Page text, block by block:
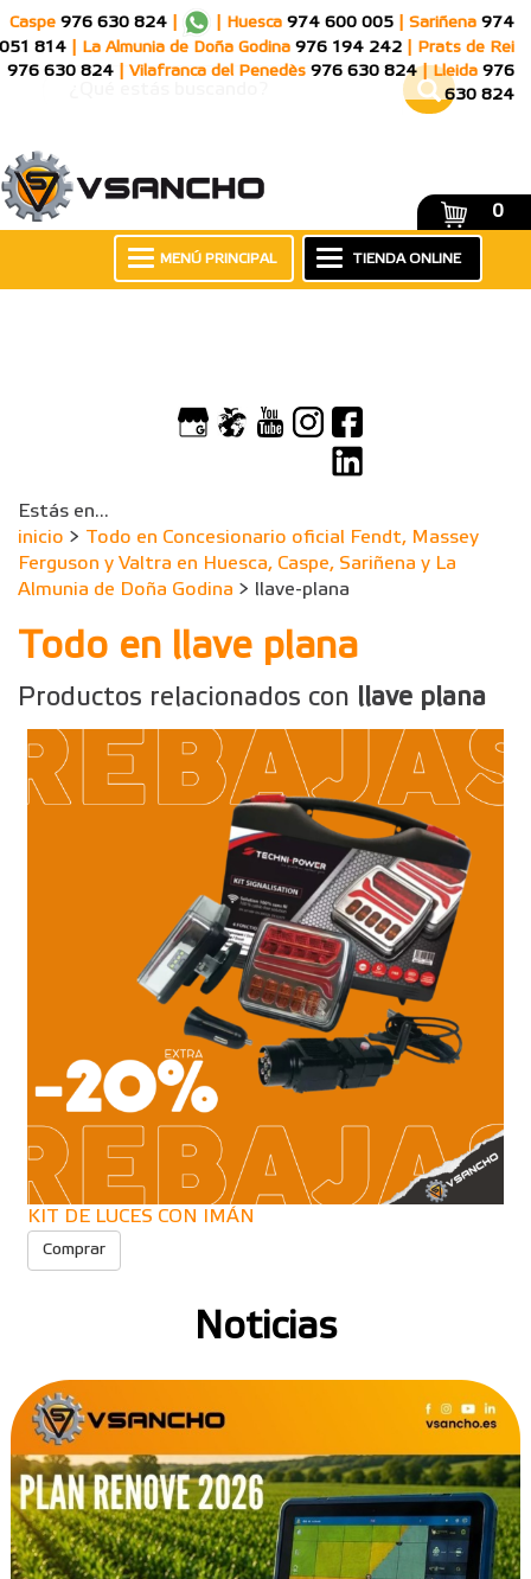
Caspe 976 630 824 Huesca 974 600 005 Sariñena 974
051 814
La Almunia de Doña Godina 976 194 242
Prats de Rei
976 630 824
Vilafranca del Penedès 976 630 824 Lleida 976
630 824
0
TIENDA ONLINE
MENÚ PRINCIPAL
Estás en...
inicio > Todo en Concesionario oficial Fendt, Massey
Ferguson y Valtra en Huesca, Caspe, Sariñena y La
Almunia de Doña Godina > llave-plana
Todo en llave plana
Productos relacionados con llave plana
KIT DE LUCES CON IMÁN
Comprar
Noticias